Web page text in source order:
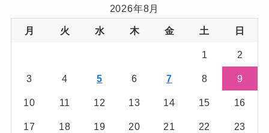
2026年8月
月 火 水 木 金 土 日
1 2
3 4 5 6 7 8 9
10 11 12 13 14 15 16
17 18 19 20 21 22 23